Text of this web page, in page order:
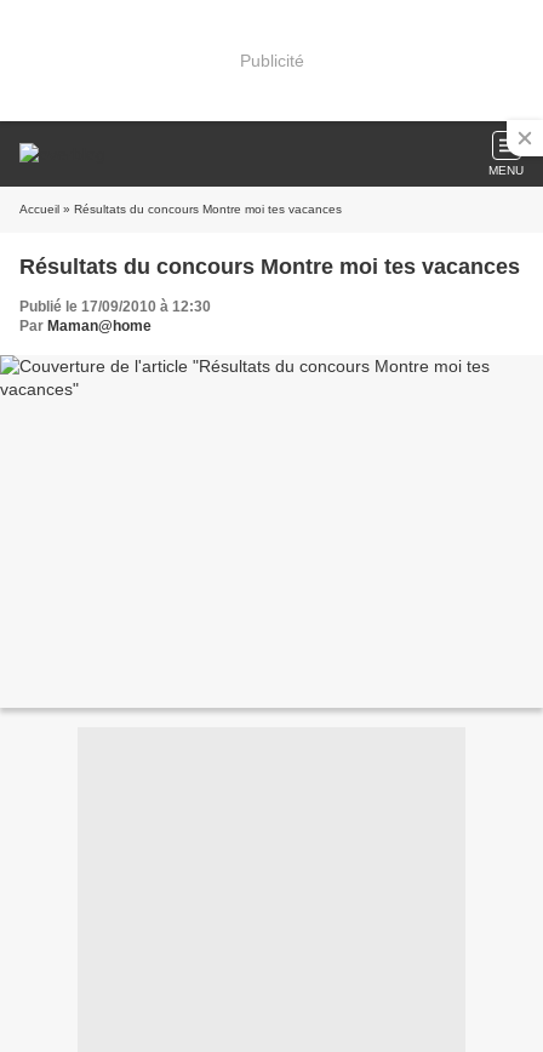
Publicité
MENU
Accueil » Résultats du concours Montre moi tes vacances
Résultats du concours Montre moi tes vacances
Publié le 17/09/2010 à 12:30
Par Maman@home